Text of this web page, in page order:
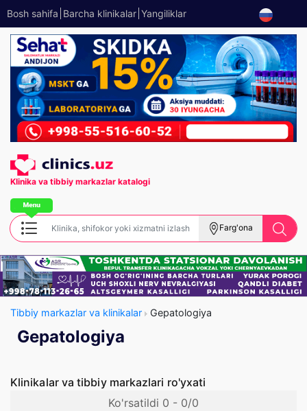
Bosh sahifa Barcha klinikalar Yangiliklar
Klinika va tibbiy markazlar katalogi
Farg'ona
Tibbiy markazlar va klinikalar Gepatologiya
Gepatologiya
Klinikalar va tibbiy markazlari ro'yxati
Ko'rsatildi 0 - 0/0